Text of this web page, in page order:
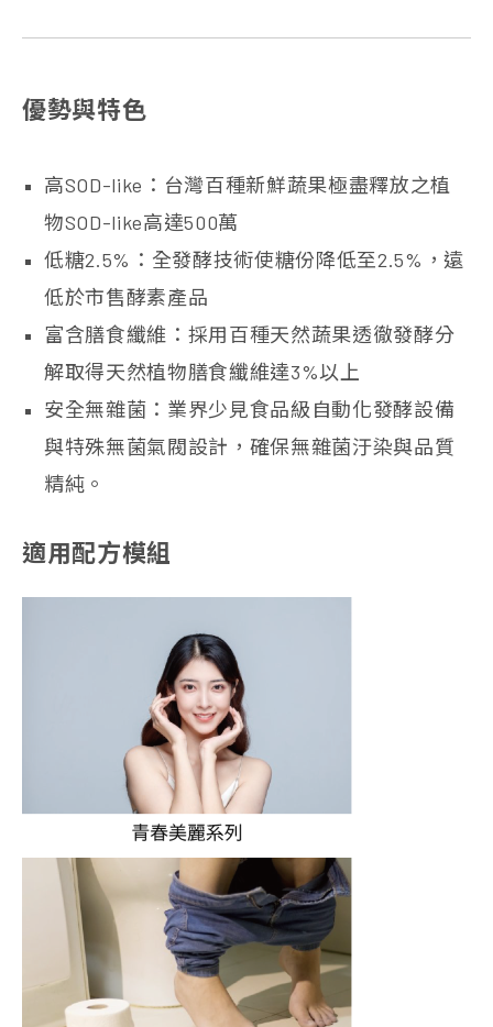
優勢與特色
高SOD-like：台灣百種新鮮蔬果極盡釋放之植
物SOD-like高達500萬
低糖2.5%：全發酵技術使糖份降低至2.5%，遠
低於市售酵素產品
富含膳食纖維：採用百種天然蔬果透徹發酵分
解取得天然植物膳食纖維達3%以上
安全無雜菌：業界少見食品級自動化發酵設備
與特殊無菌氣閥設計，確保無雜菌汙染與品質
精純。
適用配方模組